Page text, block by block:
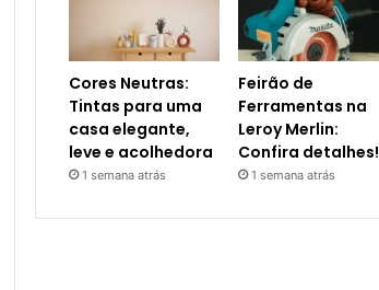
Cores Neutras:
Tintas para uma
casa elegante,
leve e acolhedora
1 semana atrás
Feirão de
Ferramentas na
Leroy Merlin:
Confira detalhes!
1 semana atrás